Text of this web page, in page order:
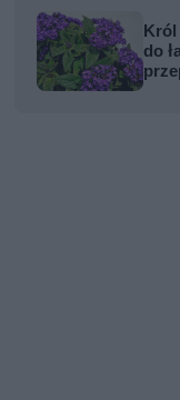
do